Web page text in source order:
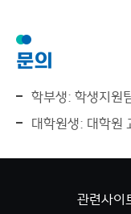
문의
학부생: 학생지
대학원생: 대학
관련사이